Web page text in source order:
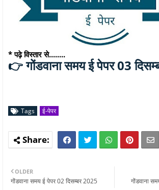
* पढ़े विस्तार से........
👉 गोंडवाना समय ई पेपर 03
Tags ई-पेपर
गोंडवाना
OLDER
गोंडवाना समय ई पेपर 02 दिसम्बर 2025